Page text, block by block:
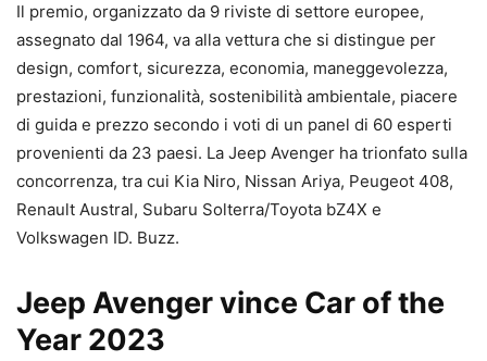
Il premio, organizzato da 9 riviste di settore europee,
assegnato dal 1964, va alla vettura che si distingue per
design, comfort, sicurezza, economia, maneggevolezza,
prestazioni, funzionalità, sostenibilità ambientale, piacere
di guida e prezzo secondo i voti di un panel di 60 esperti
provenienti da 23 paesi. La Jeep Avenger ha trionfato sulla
concorrenza, tra cui Kia Niro, Nissan Ariya, Peugeot 408,
Renault Austral, Subaru Solterra/Toyota bZ4X e
Volkswagen ID. Buzz.
Jeep Avenger vince Car of the
Year 2023